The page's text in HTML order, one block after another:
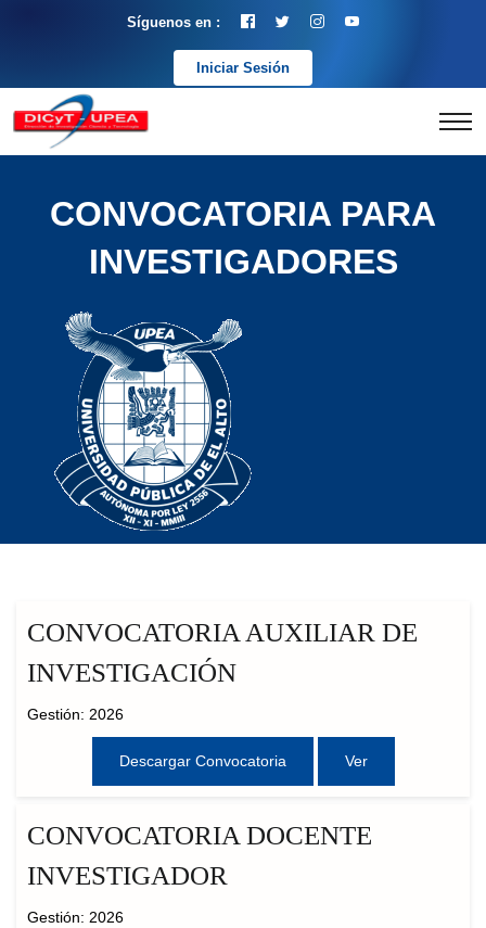
Síguenos en :
Iniciar Sesión
CONVOCATORIA PARA
INVESTIGADORES
CONVOCATORIA AUXILIAR DE
INVESTIGACIÓN
Gestión: 2026
Descargar Convocatoria Ver
CONVOCATORIA DOCENTE
INVESTIGADOR
Gestión: 2026